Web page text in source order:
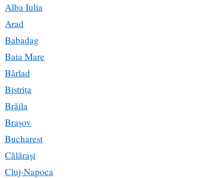
Alba Iulia
Arad
Babadag
Baia Mare
Bârlad
Bistrița
Brăila
Brașov
Bucharest
Călărași
Cluj-Napoca